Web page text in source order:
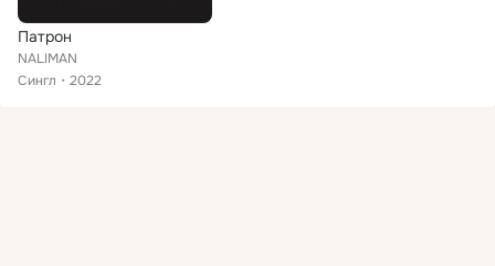
Патрон
NALIMAN
Сингл
2022